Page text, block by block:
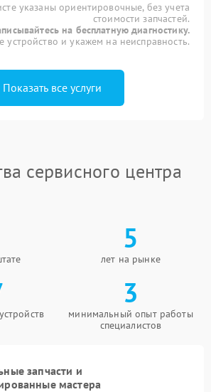
указаны ориентировочные, без учета
стоимости запчастей.
на бесплатную диагностику.
и укажем на неисправность.
Показать все услуги
сервисного центра
5
лет на рынке
3
минимальный опыт работы
специалистов
запчасти и
мастера